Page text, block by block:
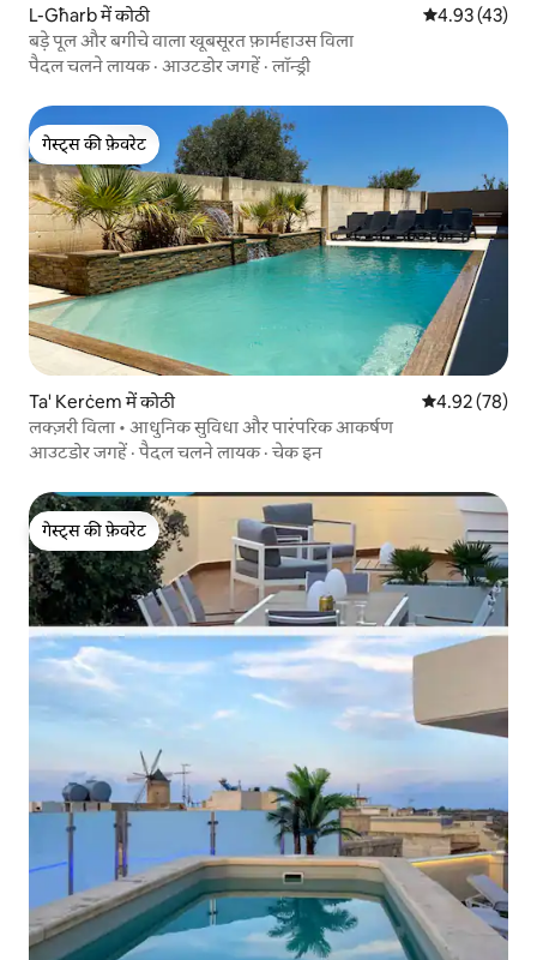
L-Għarb में कोठी औसत रेटिंग 5 में
4.93 (43)
बड़े पूल और बगीचे वाला खूबसूरत फ़ार्महाउस विला
पैदल चलने लायक· आउटडोर जगहें ·लॉन्ड्री
गेस्ट्स की फ़ेवरेट
गेस्ट्स की फ़ेवरेट
Ta' Kerċem में कोठी औसत रेटिंग 5 में
4.92 (78)
लक्ज़री विला • आधुनिक सुविधा और पारंपरिक आकर्षण
आउटडोर जगहें ·पैदल चलने लायक·चेक इन
गेस्ट्स की फ़ेवरेट
गेस्ट्स की फ़ेवरेट